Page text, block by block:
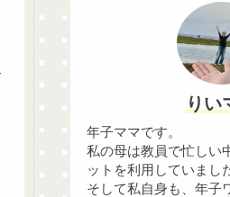
りい
年子ママです。
私の母は教員で忙しい
ットを利用していまし
そして私自身も、年子